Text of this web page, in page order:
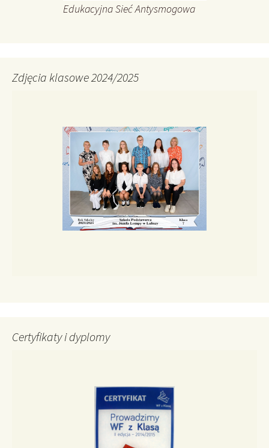
Edukacyjna Sieć Antysmogowa
Zdjęcia klasowe 2024/2025
Certyfikaty i dyplomy